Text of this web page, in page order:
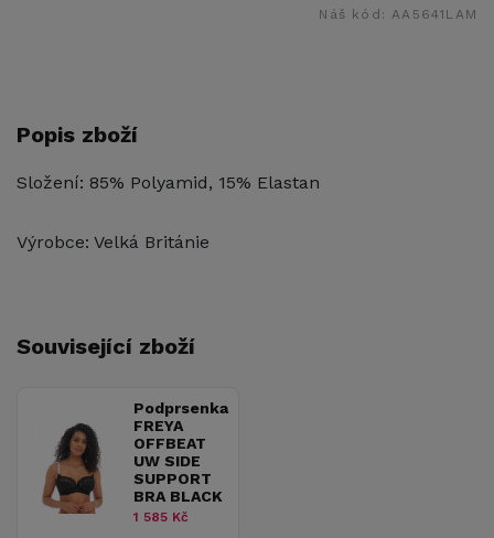
Náš kód:AA5641LAM
Popis zboží
Složení: 85% Polyamid, 15% Elastan
Výrobce: Velká Británie
Související zboží
Podprsenka
FREYA
OFFBEAT
UW SIDE
SUPPORT
BRA BLACK
1 585 Kč